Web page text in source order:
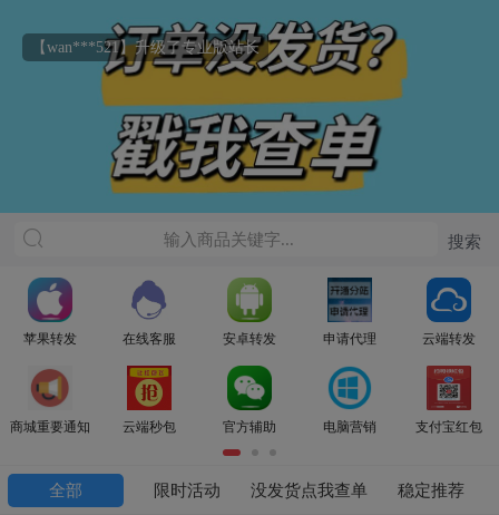
【wan***521】升级了专业版站长
苹果转发 在线客服 安卓转发 申请代理 云端转发
商城重要通知 云端秒包 官方辅助 电脑营销 支付宝红包
全部 限时活动 没发货点我查单 稳定推荐